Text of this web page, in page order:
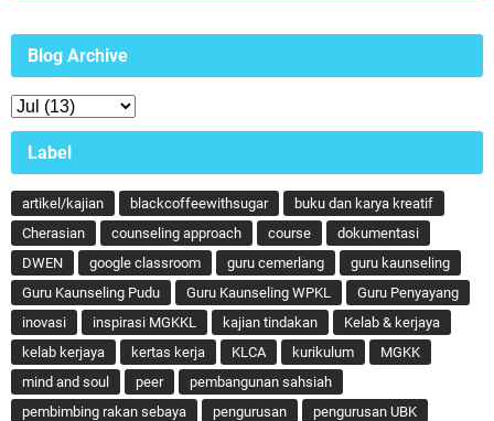
Blog Archive
Label
artikel/kajian blackcoffeewithsugar
buku dan karya kreatif
Cherasian
counseling approach course
dokumentasi
DWEN
google classroom guru cemerlang
guru kaunseling
Guru Kaunseling Pudu
Guru Kaunseling WPKL
Guru Penyayang
inovasi
inspirasi MGKKL kajian tindakan
Kelab & kerjaya
kelab kerjaya
kertas kerja KLCA kurikulum
MGKK
mind and soul
peer
pembangunan sahsiah
pembimbing rakan sebaya
pengurusan
pengurusan UBK